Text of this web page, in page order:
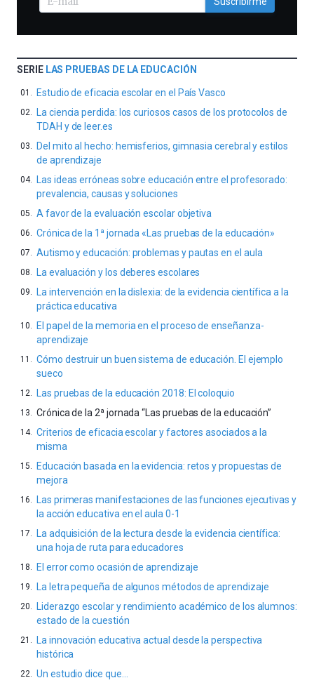
SERIE LAS PRUEBAS DE LA EDUCACIÓN
Estudio de eficacia escolar en el País Vasco
La ciencia perdida: los curiosos casos de los protocolos de
TDAH y de leer.es
Del mito al hecho: hemisferios, gimnasia cerebral y estilos
de aprendizaje
Las ideas erróneas sobre educación entre el profesorado:
prevalencia, causas y soluciones
A favor de la evaluación escolar objetiva
Crónica de la 1ª jornada «Las pruebas de la educación»
Autismo y educación: problemas y pautas en el aula
La evaluación y los deberes escolares
La intervención en la dislexia: de la evidencia científica a la
práctica educativa
El papel de la memoria en el proceso de enseñanza-
aprendizaje
Cómo destruir un buen sistema de educación. El ejemplo
sueco
Las pruebas de la educación 2018: El coloquio
Crónica de la 2ª jornada “Las pruebas de la educación”
Criterios de eficacia escolar y factores asociados a la
misma
Educación basada en la evidencia: retos y propuestas de
mejora
Las primeras manifestaciones de las funciones ejecutivas y
la acción educativa en el aula 0-1
La adquisición de la lectura desde la evidencia científica:
una hoja de ruta para educadores
El error como ocasión de aprendizaje
La letra pequeña de algunos métodos de aprendizaje
Liderazgo escolar y rendimiento académico de los alumnos:
estado de la cuestión
La innovación educativa actual desde la perspectiva
histórica
Un estudio dice que…